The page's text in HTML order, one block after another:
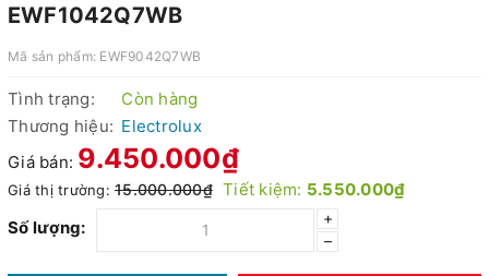
EWF1042Q7WB
Mã sản phẩm: EWF9042Q7WB
Tình trạng:
Còn hàng
Thương hiệu: Electrolux
Giá bán: 9.450.000₫
Giá thị trường: 15.000.000₫ Tiết kiệm: 5.550.000₫
Số lượng:
+
–